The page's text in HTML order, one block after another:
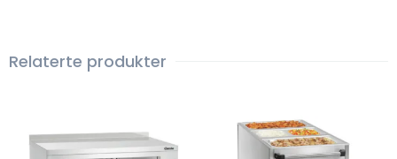
Relaterte produkter